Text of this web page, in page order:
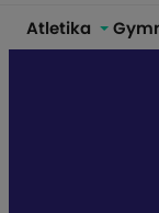
Atletika